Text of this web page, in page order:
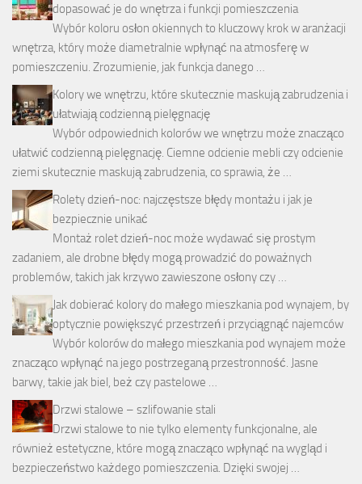
dopasować je do wnętrza i funkcji pomieszczenia
Wybór koloru osłon okiennych to kluczowy krok w aranżacji
wnętrza, który może diametralnie wpłynąć na atmosferę w
pomieszczeniu. Zrozumienie, jak funkcja danego …
Kolory we wnętrzu, które skutecznie maskują zabrudzenia i
ułatwiają codzienną pielęgnację
Wybór odpowiednich kolorów we wnętrzu może znacząco
ułatwić codzienną pielęgnację. Ciemne odcienie mebli czy odcienie
ziemi skutecznie maskują zabrudzenia, co sprawia, że …
Rolety dzień-noc: najczęstsze błędy montażu i jak je
bezpiecznie unikać
Montaż rolet dzień-noc może wydawać się prostym
zadaniem, ale drobne błędy mogą prowadzić do poważnych
problemów, takich jak krzywo zawieszone osłony czy …
Jak dobierać kolory do małego mieszkania pod wynajem, by
optycznie powiększyć przestrzeń i przyciągnąć najemców
Wybór kolorów do małego mieszkania pod wynajem może
znacząco wpłynąć na jego postrzeganą przestronność. Jasne
barwy, takie jak biel, beż czy pastelowe …
Drzwi stalowe – szlifowanie stali
Drzwi stalowe to nie tylko elementy funkcjonalne, ale
również estetyczne, które mogą znacząco wpłynąć na wygląd i
bezpieczeństwo każdego pomieszczenia. Dzięki swojej …